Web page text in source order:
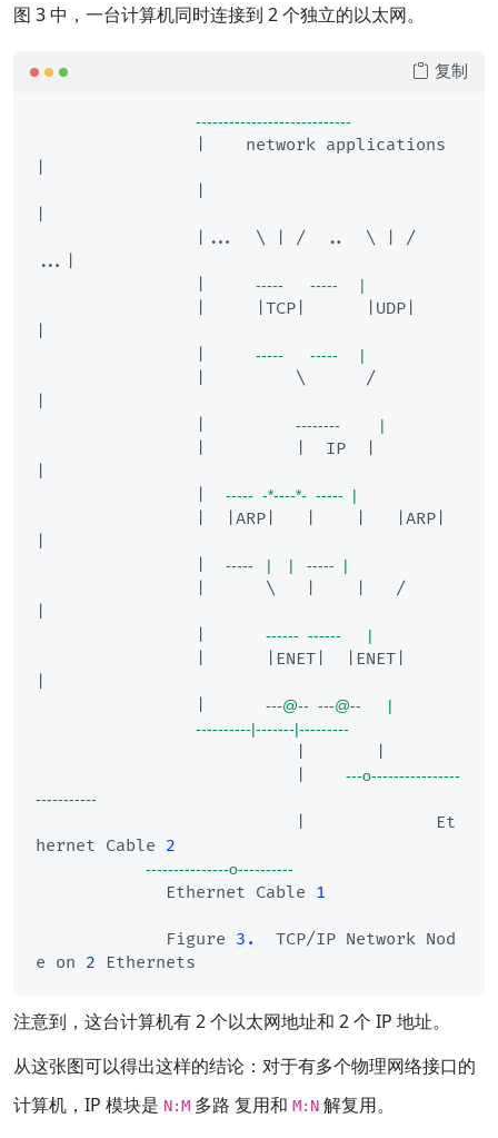
图 3 中，一台计算机同时连接到 2 个独立的以太网。
----------------------------
...|
-----      -----     |
-----      -----     |
--------         |
-----  -*----*-  -----  |
-----   |    |   -----  |
------  ------      |
---@--  ---@--      |
----------|-------|---------
---o----------------
-----------
hernet Cable 2
---------------o----------
             Ethernet Cable
1
             Figure
3.
  TCP/IP Network Nod
e on 2
复制
注意到，这台计算机有 2 个以太网地址和 2 个 IP 地址。
从这张图可以得出这样的结论：对于有多个物理网络接口的
计算机，IP 模块是 N:M 多路 复用和 M:N 解复用。